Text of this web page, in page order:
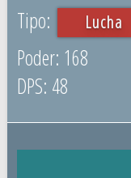
Lucha
168
48